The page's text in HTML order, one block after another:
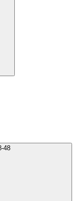
+7 (978) 022-98-48